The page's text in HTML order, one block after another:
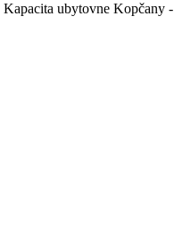
Kapacita ubytovne Kopčany -